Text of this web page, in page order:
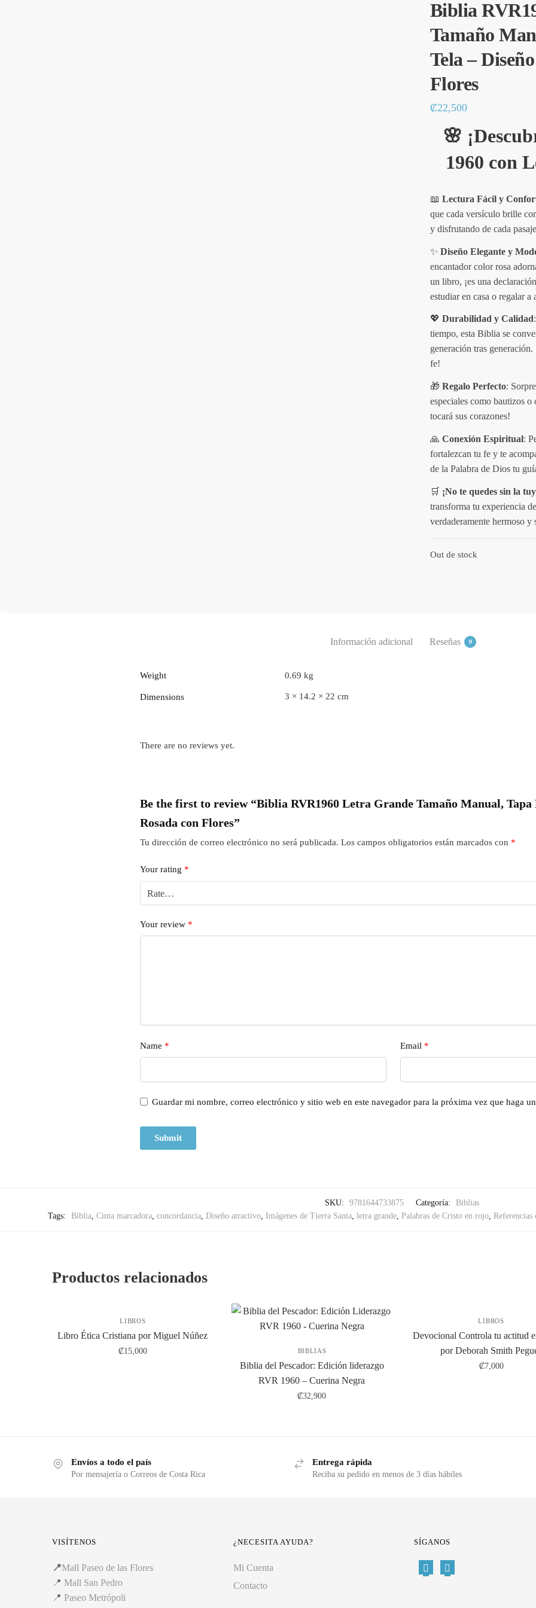
Biblia
Tamaño
Tela –
Flores
₡22,500
🌸
1960 con
📖 Lectura Fácil y
que cada versículo brille
y disfrutando de cada
✨ Diseño Elegante y
encantador color rosa
un libro, ¡es una
estudiar en casa o regalar a
💖 Durabilidad y Calidad
tiempo, esta Biblia se
generación tras
fe!
🎁 Regalo Perfecto:
especiales como bautizos o
tocará sus corazones!
🙏 Conexión Espiritual:
fortalezcan tu fe y te
de la Palabra de Dios tu
🛒 ¡No te quedes sin la
transforma tu experiencia
verdaderamente hermoso
Out de stock
Información adicional Reseñas 0
Weight 0.69 kg
Dimensions 3 × 14.2 × 22 cm
There are no reviews yet.
Be the first to review “Biblia RVR1960 Letra Grande Tamaño Manual, Tapa
Rosada con Flores”
Tu dirección de correo electrónico no será publicada. Los campos obligatorios están marcados con *
Your rating *
Your review *
Name * Email *
Guardar mi nombre, correo electrónico y sitio web en este navegador para la próxima vez que haga
SKU: 9781644733875 Categoría:
Biblias
Tags:
Biblia Cinta marcadora concordancia Diseño atractivo Imágenes de Tierra Santa letra grande Palabras de Cristo en rojo Referencias
Productos relacionados
LIBROS
Libro Ética Cristiana por Miguel Núñez
₡15,000 BIBLIAS
Biblia del Pescador: Edición liderazgo
RVR 1960 – Cuerina Negra
₡32,900
LIBROS
Devocional Controla tu actitud
por Deborah Smith
₡7,000
Envíos a todo el país
Por mensajería o Correos de Costa Rica
Entrega rápida
Reciba su pedido en menos de 3 días hábiles
VISÍTENOS
📍Mall Paseo de las Flores
📍 Mall San Pedro
📍 Paseo Metrópoli
¿NECESITA AYUDA?
Mi Cuenta
Contacto
SÍGANOS